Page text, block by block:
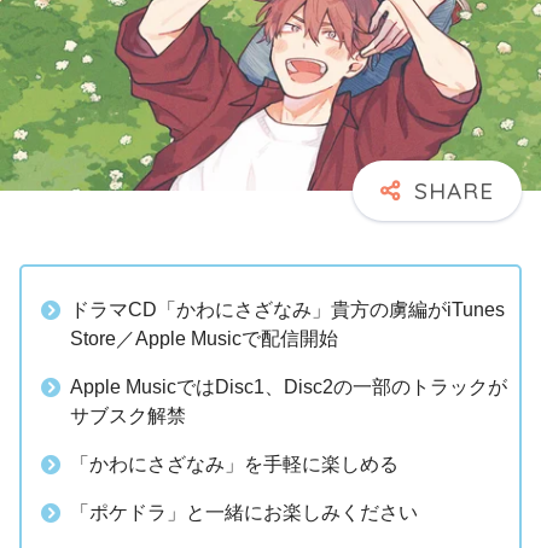
ドラマCD「かわにさざなみ」貴方の虜編がiTunes
Store／Apple Musicで配信開始
Apple MusicではDisc1、Disc2の一部のトラックが
サブスク解禁
「かわにさざなみ」を手軽に楽しめる
「ポケドラ」と一緒にお楽しみください